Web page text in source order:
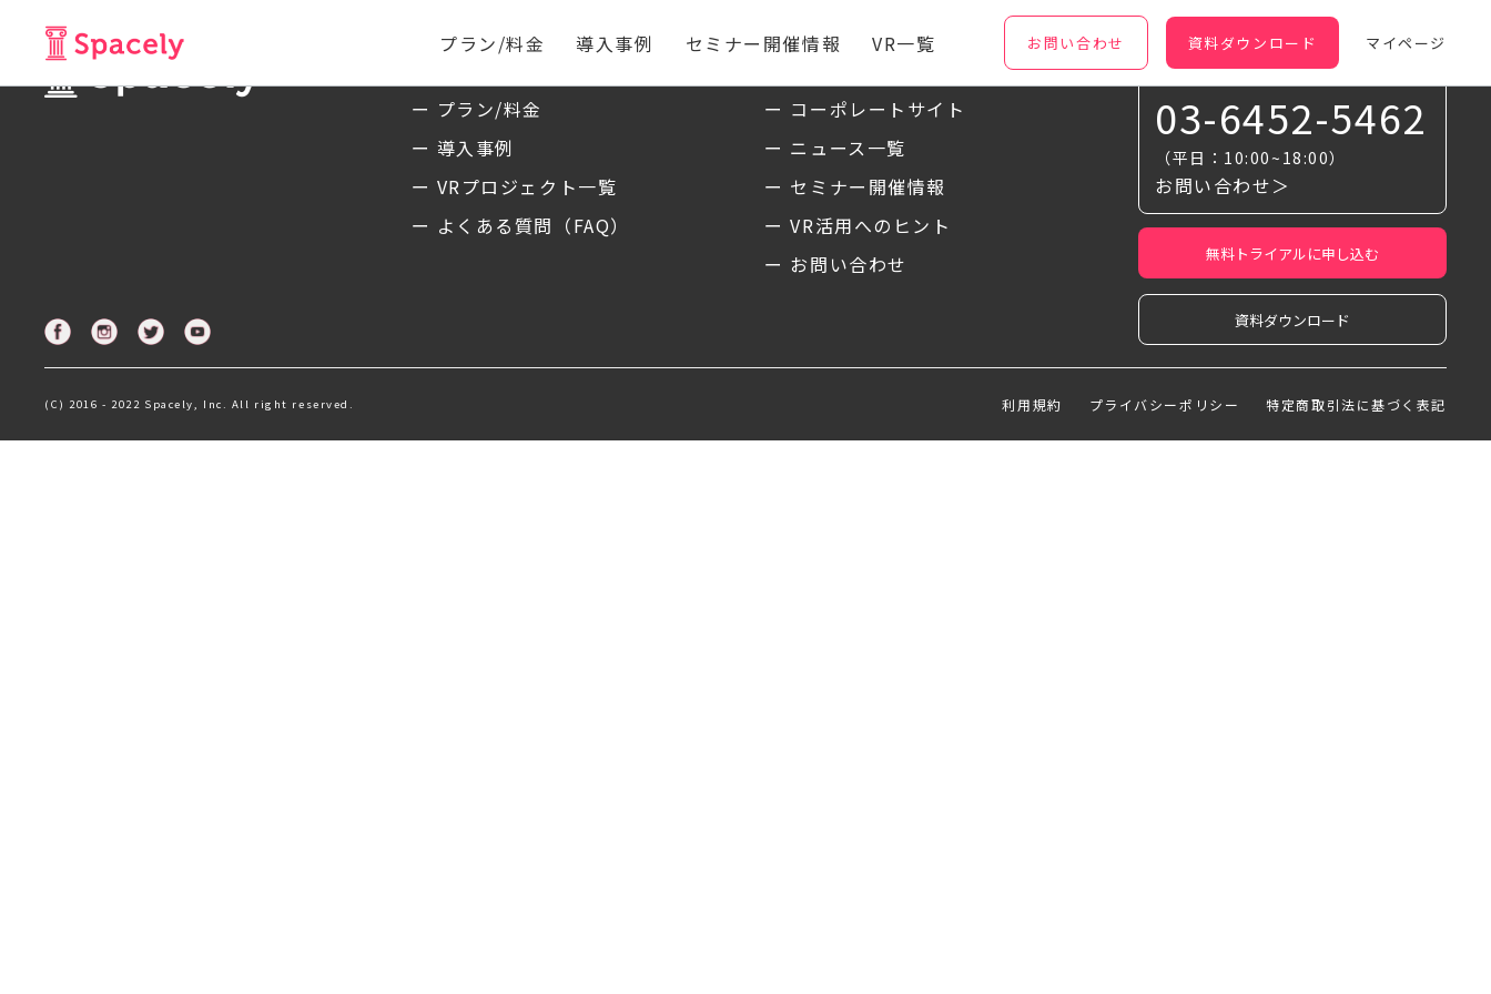
プラン/料金 導入事例 セミナー開催情報 VR一覧 お問い合わせ 資料ダウンロード マイページ
サービス
ー プラン/料金
ー 導入事例
ー VRプロジェクト一覧
ー よくある質問（FAQ）
私たちについて
ー コーポレートサイト
ー ニュース一覧
ー セミナー開催情報
ー VR活用へのヒント
ー お問い合わせ
お気軽に相談ください
03-6452-5462
（平日：10:00~18:00）
お問い合わせ＞
無料トライアルに申し込む
資料ダウンロード
(C) 2016 - 2022 Spacely, Inc. All right reserved. 特定商取引法に基づく表記
プライバシーポリシー
利用規約